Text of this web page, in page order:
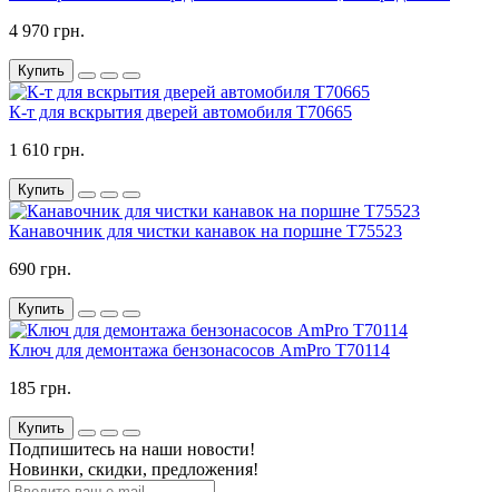
4 970 грн.
Купить
К-т для вскрытия дверей автомобиля T70665
1 610 грн.
Купить
Канавочник для чистки канавок на поршне T75523
690 грн.
Купить
Ключ для демонтажа бензонасосов AmPro T70114
185 грн.
Купить
Подпишитесь на наши новости!
Новинки, скидки, предложения!